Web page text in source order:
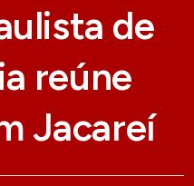
de
reúne
Jacareí